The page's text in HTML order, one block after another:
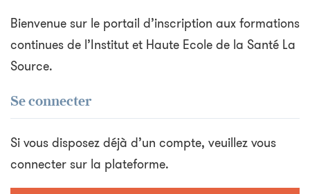
Bienvenue sur le portail d’inscription aux formations
continues de l’Institut et Haute Ecole de la Santé La
Source.
Se connecter
Si vous disposez déjà d’un compte, veuillez vous
connecter sur la plateforme.